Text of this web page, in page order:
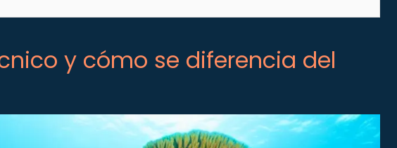
y cómo se diferencia del